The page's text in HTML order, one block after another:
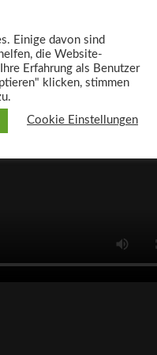
Einige davon sind
die Website-
Erfahrung als Benutzer
klicken, stimmen
Cookie Einstellungen